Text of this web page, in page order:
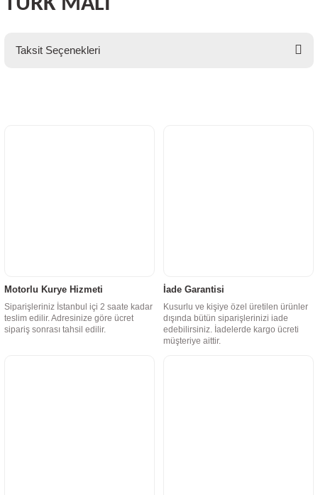
Taksit Seçenekleri
Motorlu Kurye Hizmeti
Siparişleriniz İstanbul içi 2 saate kadar
teslim edilir. Adresinize göre ücret
sipariş sonrası tahsil edilir.
İade Garantisi
Kusurlu ve kişiye özel üretilen ürünler
dışında bütün siparişlerinizi iade
edebilirsiniz. İadelerde kargo ücreti
müşteriye aittir.